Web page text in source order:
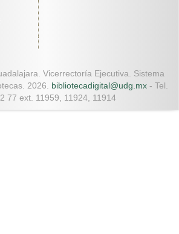
Vicerrectoría Ejecutiva. Sistema
2026. bibliotecadigital@udg.mx - Tel.
77 ext. 11959, 11924, 11914